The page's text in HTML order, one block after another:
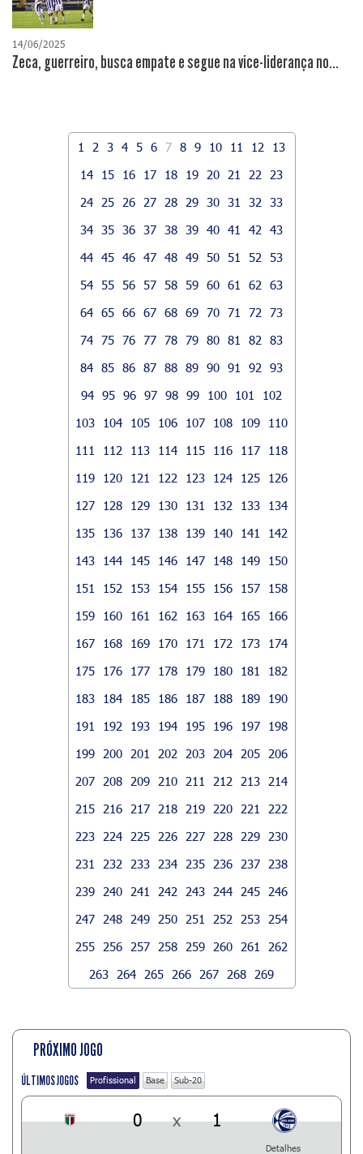
14/06/2025
Zeca, guerreiro, busca empate e segue na vice-liderança no...
1 2 3 4 5 6 7 8 9 10 11 12
13
14
15 16 17 18 19 20 21 22
23
24
25 26 27 28 29 30 31 32
33
34 35 36 37 38 39 40 41 42
43
44 45 46 47 48 49 50 51 52
53
54 55 56 57 58 59 60 61 62
63
64 65 66 67 68 69 70 71 72
73
74 75 76 77 78 79 80 81 82
83
84 85 86 87 88 89 90 91 92
93
94 95 96 97 98 99 100 101
102
103
104 105 106 107 108 109
110
111
112 113 114 115 116 117
118
119
120 121 122 123 124 125
126
127
128 129 130 131 132 133
134
135
136 137 138 139 140 141
142
143
144 145 146 147 148 149
150
151
152 153 154 155 156 157
158
159
160 161 162 163 164 165
166
167
168 169 170 171 172 173
174
175
176 177 178 179 180 181
182
183
184 185 186 187 188 189
190
191
192 193 194 195 196 197
198
199
200 201 202 203 204 205
206
207
208 209 210 211 212 213
214
215
216 217 218 219 220 221
222
223
224 225 226 227 228 229
230
231
232 233 234 235 236 237
238
239
240 241 242 243 244 245
246
247
248 249 250 251 252 253
254
255
256 257 258 259 260 261
262
263
264 265 266 267 268 269
PRÓXIMO JOGO
ÚLTIMOS JOGOS Profissional Base Sub-20
0 x 1
Detalhes